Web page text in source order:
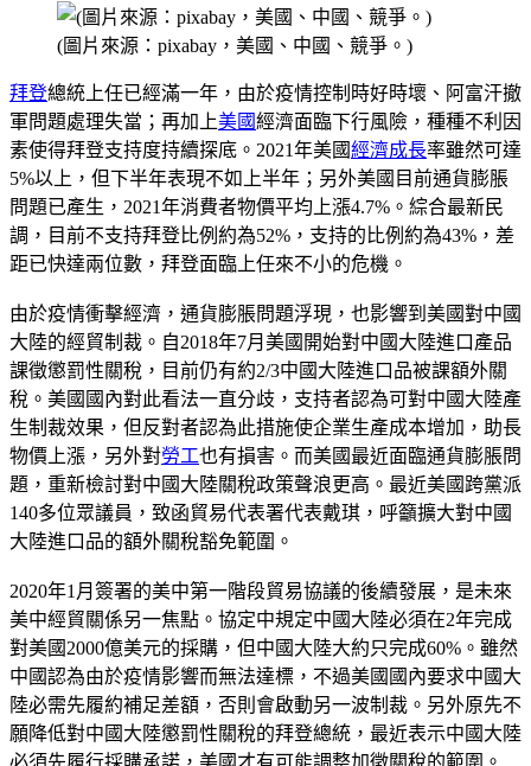
(圖片來源：pixabay，美國、中國、競爭。)
拜登總統上任已經滿一年，由於疫情控制時好時壞、阿富汗撤
軍問題處理失當；再加上美國經濟面臨下行風險，種種不利因
素使得拜登支持度持續探底。2021年美國經濟成長率雖然可達
5%以上，但下半年表現不如上半年；另外美國目前通貨膨脹
問題已產生，2021年消費者物價平均上漲4.7%。綜合最新民
調，目前不支持拜登比例約為52%，支持的比例約為43%，差
距已快達兩位數，拜登面臨上任來不小的危機。
由於疫情衝擊經濟，通貨膨脹問題浮現，也影響到美國對中國
大陸的經貿制裁。自2018年7月美國開始對中國大陸進口產品
課徵懲罰性關稅，目前仍有約2/3中國大陸進口品被課額外關
稅。美國國內對此看法一直分歧，支持者認為可對中國大陸產
生制裁效果，但反對者認為此措施使企業生產成本增加，助長
物價上漲，另外對勞工也有損害。而美國最近面臨通貨膨脹問
題，重新檢討對中國大陸關稅政策聲浪更高。最近美國跨黨派
140多位眾議員，致函貿易代表署代表戴琪，呼籲擴大對中國
大陸進口品的額外關稅豁免範圍。
2020年1月簽署的美中第一階段貿易協議的後續發展，是未來
美中經貿關係另一焦點。協定中規定中國大陸必須在2年完成
對美國2000億美元的採購，但中國大陸大約只完成60%。雖然
中國認為由於疫情影響而無法達標，不過美國國內要求中國大
陸必需先履約補足差額，否則會啟動另一波制裁。另外原先不
願降低對中國大陸懲罰性關稅的拜登總統，最近表示中國大陸
必須先履行採購承諾，美國才有可能調整加徵關稅的範圍。